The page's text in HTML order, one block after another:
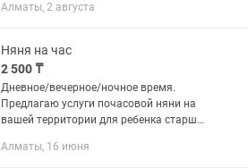
атмосферу, как для своего малыша 💕
Алматы, 2 августа
Няня на час
2 500 ₸
Дневное/вечерное/ночное время.
Предлагаю услуги почасовой няни на
вашей территории для ребенка старше
Опыт работы более 6 лет. Игры,
Алматы, 16 июня